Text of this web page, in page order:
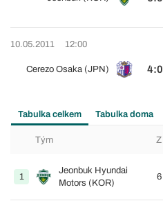
10.05.2011 12:00
Cerezo Osaka (JPN) 4:0
Tabulka celkem Tabulka doma
Tým Z
1
Jeonbuk Hyundai
Motors (KOR)
6